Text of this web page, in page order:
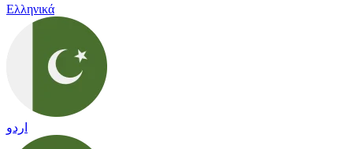
Ελληνικά
اردو